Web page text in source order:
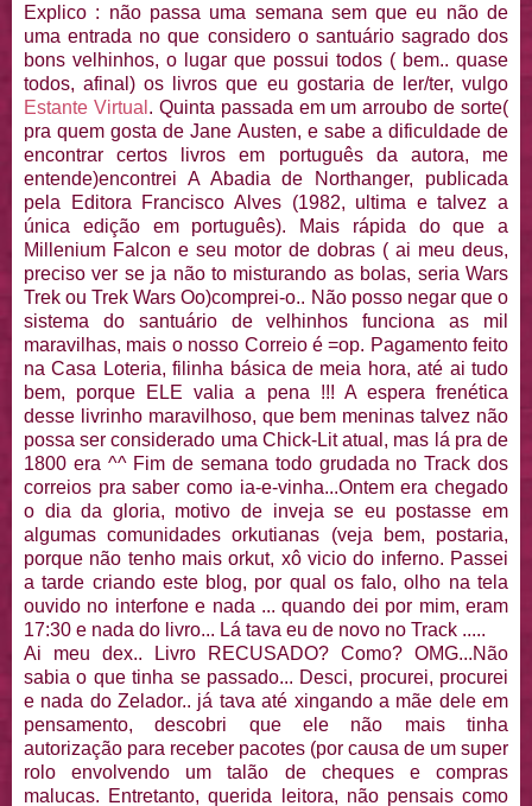
Explico : não passa uma semana sem que eu não de
uma entrada no que considero o santuário sagrado dos
bons velhinhos, o lugar que possui todos ( bem.. quase
todos, afinal) os livros que eu gostaria de ler/ter, vulgo
Estante Virtual . Quinta passada em um arroubo de sorte(
pra quem gosta de Jane Austen, e sabe a dificuldade de
encontrar certos livros em português da autora, me
entende)encontrei A Abadia de Northanger, publicada
pela Editora Francisco Alves (1982, ultima e talvez a
única edição em português). Mais rápida do que a
Millenium Falcon e seu motor de dobras ( ai meu deus,
preciso ver se ja não to misturando as bolas, seria Wars
Trek ou Trek Wars Oo)comprei-o.. Não posso negar que o
sistema do santuário de velhinhos funciona as mil
maravilhas, mais o nosso Correio é =op. Pagamento feito
na Casa Loteria, filinha básica de meia hora, até ai tudo
bem, porque ELE valia a pena !!! A espera frenética
desse livrinho maravilhoso, que bem meninas talvez não
possa ser considerado uma Chick-Lit atual, mas lá pra de
1800 era ^^ Fim de semana todo grudada no Track dos
correios pra saber como ia-e-vinha...Ontem era chegado
o dia da gloria, motivo de inveja se eu postasse em
algumas comunidades orkutianas (veja bem, postaria,
porque não tenho mais orkut, xô vicio do inferno. Passei
a tarde criando este blog, por qual os falo, olho na tela
ouvido no interfone e nada ... quando dei por mim, eram
17:30 e nada do livro... Lá tava eu de novo no Track .....
Ai meu dex.. Livro RECUSADO? Como? OMG...Não
sabia o que tinha se passado... Desci, procurei, procurei
e nada do Zelador.. já tava até xingando a mãe dele em
pensamento, descobri que ele não mais tinha
autorização para receber pacotes (por causa de um super
rolo envolvendo um talão de cheques e compras
malucas. Entretanto, querida leitora, não pensais como